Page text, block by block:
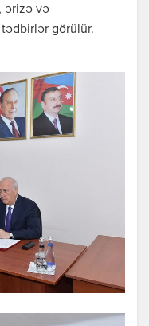
ərizə və
görülür.